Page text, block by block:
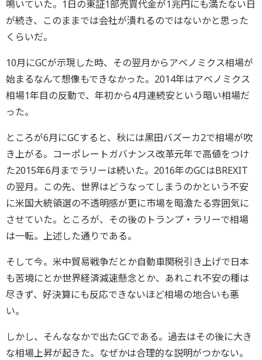
鳴いていた。1日の東証1部売買代金が1兆円にも満たない日
が続き、このままでは会社が潰れるのではないかと思った
くらいだ。
10月にGCが示現した時、その翌月からアベノミクス相場が
始まるなんて想像もできなかった。2014年はアベノミクス
相場1年目の反動で、年初から4月連続安という暗い相場だ
った。
ところが6月にGCすると、秋には黒田バズーカ2で相場が吹
き上がる。コーポレートガバナンス改革元年で高値をつけ
た2015年6月までラリーは続いた。2016年のGCはBREXIT
の翌月。この先、世界はどうなってしまうのかという不安
に米国大統領選の不透明感が更に市場を暗澹たる雰囲気に
させていた。ところが、その後のトランプ・ラリーで相場
は一転。上述した通りである。
そして今。米中貿易戦争だとか自動車関税引き上げで日本
も苦境にとか世界経済減速懸念とか、あれこれ不安の種は
尽きず、好決算にも反応できないほど相場の地合いも悪
い。
しかし、そんななかで出たGCである。過去はその後に大き
な相場上昇が起きた。なぜかは合理的な説明がつかない。